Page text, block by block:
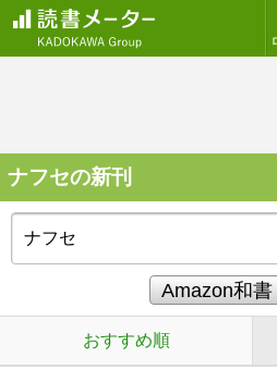
ナフセの新刊
おすすめ順